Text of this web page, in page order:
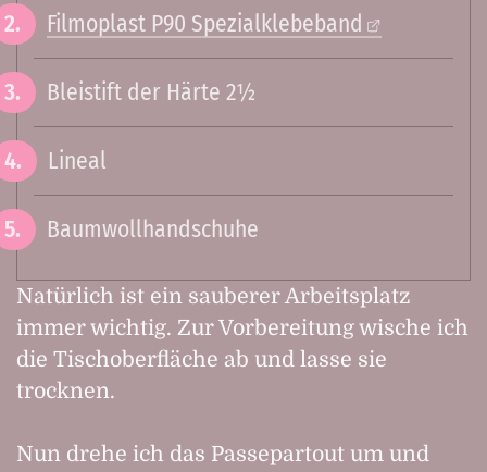
Filmoplast P90 Spezialklebeband
Bleistift der Härte 2½
Lineal
Baumwollhandschuhe
Natürlich ist ein sauberer Arbeitsplatz
immer wichtig. Zur Vorbereitung wische ich
die Tischoberfläche ab und lasse sie
trocknen.
Nun drehe ich das Passepartout um und